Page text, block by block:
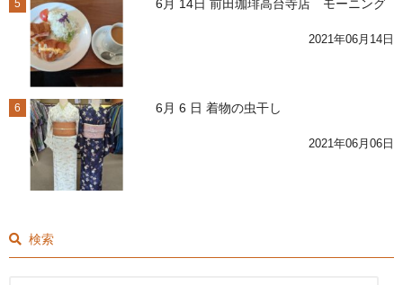
5 6月 14日 前田珈琲高台寺店 モーニング
2021年06月14日
6 6月 6 日 着物の虫干し
2021年06月06日
検索